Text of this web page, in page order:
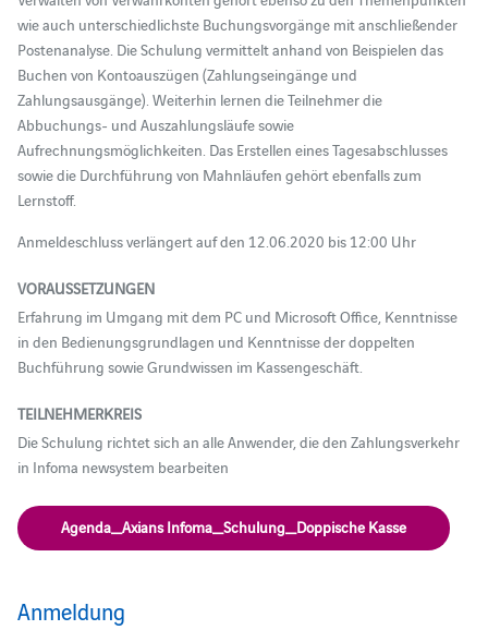
wie auch unterschiedlichste Buchungsvorgänge mit anschließender
Postenanalyse. Die Schulung vermittelt anhand von Beispielen das
Buchen von Kontoauszügen (Zahlungseingänge und
Zahlungsausgänge). Weiterhin lernen die Teilnehmer die
Abbuchungs- und Auszahlungsläufe sowie
Aufrechnungsmöglichkeiten. Das Erstellen eines Tagesabschlusses
sowie die Durchführung von Mahnläufen gehört ebenfalls zum
Lernstoff.
Anmeldeschluss verlängert auf den 12.06.2020 bis 12:00 Uhr
VORAUSSETZUNGEN
Erfahrung im Umgang mit dem PC und Microsoft Office, Kenntnisse
in den Bedienungsgrundlagen und Kenntnisse der doppelten
Buchführung sowie Grundwissen im Kassengeschäft.
TEILNEHMERKREIS
Die Schulung richtet sich an alle Anwender, die den Zahlungsverkehr
in Infoma newsystem bearbeiten
Agenda_Axians Infoma_Schulung_Doppische Kasse
Anmeldung